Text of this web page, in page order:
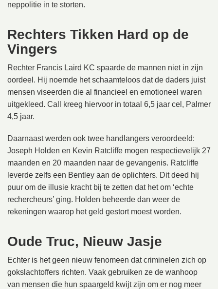
neppolitie in te storten.
Rechters Tikken Hard op de
Vingers
Rechter Francis Laird KC spaarde de mannen niet in zijn
oordeel. Hij noemde het schaamteloos dat de daders juist
mensen viseerden die al financieel en emotioneel waren
uitgekleed. Call kreeg hiervoor in totaal 6,5 jaar cel, Palmer
4,5 jaar.
Daarnaast werden ook twee handlangers veroordeeld:
Joseph Holden en Kevin Ratcliffe mogen respectievelijk 27
maanden en 20 maanden naar de gevangenis. Ratcliffe
leverde zelfs een Bentley aan de oplichters. Dit deed hij
puur om de illusie kracht bij te zetten dat het om ‘echte
rechercheurs’ ging. Holden beheerde dan weer de
rekeningen waarop het geld gestort moest worden.
Oude Truc, Nieuw Jasje
Echter is het geen nieuw fenomeen dat criminelen zich op
gokslachtoffers richten. Vaak gebruiken ze de wanhoop
van mensen die hun spaargeld kwijt zijn om er nog meer